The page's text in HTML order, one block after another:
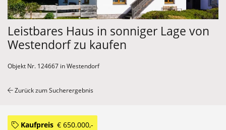
Leistbares Haus in sonniger Lage von
Westendorf zu kaufen
Objekt Nr. 124667 in Westendorf
Zurück zum Sucherergebnis
Kaufpreis € 650.000,-